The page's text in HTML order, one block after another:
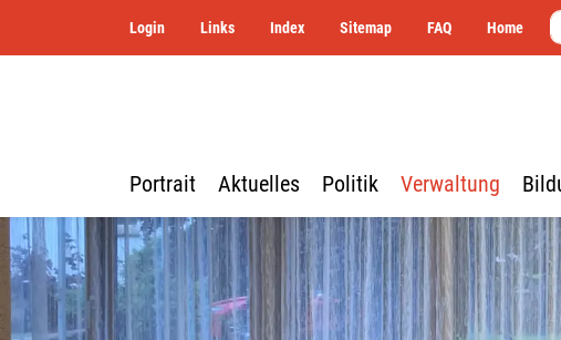
zur Startseite
Direkt zur Hauptnavigation
Direkt zum Inhalt
Direkt zur Suche
Direkt zum Stichwortverzeichnis
Login Links Index Sitemap FAQ Home
Portrait Aktuelles Politik Verwaltung